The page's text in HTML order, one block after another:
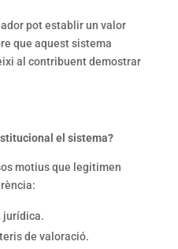
pot establir un valor
que aquest sistema
al contribuent demostrar
el sistema?
motius que legitimen
jurídica.
de valoració.